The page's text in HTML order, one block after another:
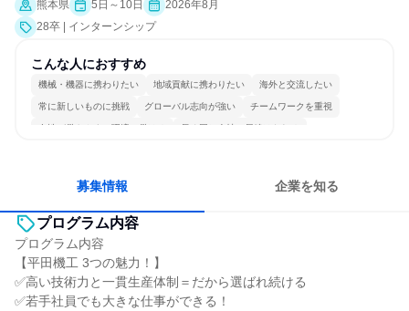
熊本県 5日～10日
2026年8月
28卒 | インターンシップ
こんな人におすすめ
機械・機器に携わりたい 地域貢献に携わりたい 海外と交流したい
常に新しいものに挑戦 グローバル志向が強い チームワークを重視
女性が働きやすい環境で働ける 長く同じ会社に居続けられる
募集情報 企業を知る
プログラム内容
プログラム内容
【平田機工 3つの魅力！】
✅高い技術力と一貫生産体制＝だから選ばれ続ける
✅若手社員でも大きな仕事ができる！